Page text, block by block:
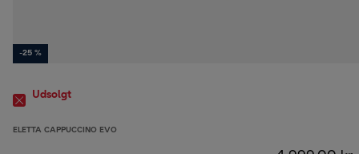
-25 %
Udsolgt
ELETTA CAPPUCCINO EVO